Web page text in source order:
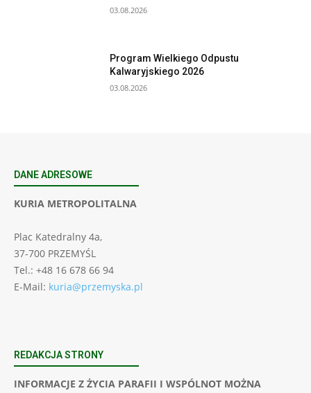
03.08.2026
Program Wielkiego Odpustu
Kalwaryjskiego 2026
03.08.2026
DANE ADRESOWE
KURIA METROPOLITALNA
Plac Katedralny 4a,
37-700 PRZEMYŚL
Tel.: +48 16 678 66 94
E-Mail: kuria@przemyska.pl
REDAKCJA STRONY
INFORMACJE Z ŻYCIA PARAFII I WSPÓLNOT MOŻNA